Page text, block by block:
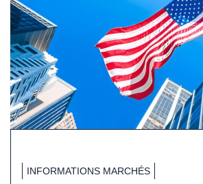
INFORMATIONS MARCHÉS